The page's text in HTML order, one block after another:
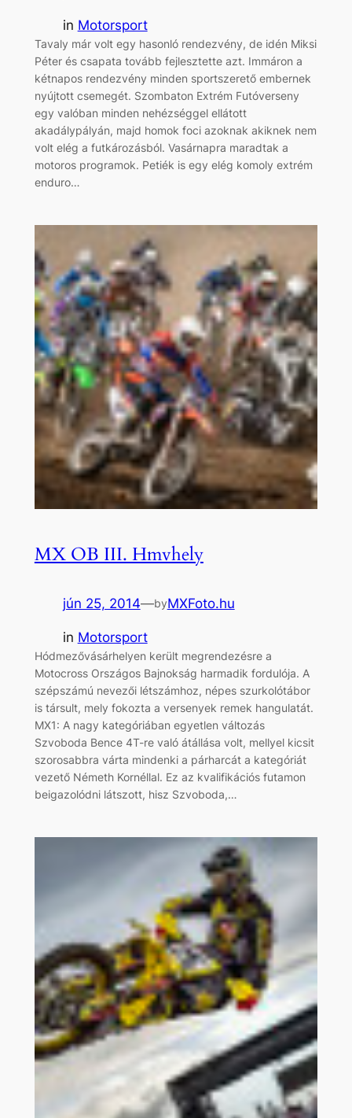
in Motorsport
Tavaly már volt egy hasonló rendezvény, de idén Miksi
Péter és csapata tovább fejlesztette azt. Immáron a
kétnapos rendezvény minden sportszerető embernek
nyújtott csemegét. Szombaton Extrém Futóverseny
egy valóban minden nehézséggel ellátott
akadálypályán, majd homok foci azoknak akiknek nem
volt elég a futkározásból. Vasárnapra maradtak a
motoros programok. Petiék is egy elég komoly extrém
enduro…
MX OB III. Hmvhely
jún 25, 2014—byMXFoto.hu
in Motorsport
Hódmezővásárhelyen került megrendezésre a
Motocross Országos Bajnokság harmadik fordulója. A
szépszámú nevezői létszámhoz, népes szurkolótábor
is társult, mely fokozta a versenyek remek hangulatát.
MX1: A nagy kategóriában egyetlen változás
Szvoboda Bence 4T-re való átállása volt, mellyel kicsit
szorosabbra várta mindenki a párharcát a kategóriát
vezető Németh Kornéllal. Ez az kvalifikációs futamon
beigazolódni látszott, hisz Szvoboda,…